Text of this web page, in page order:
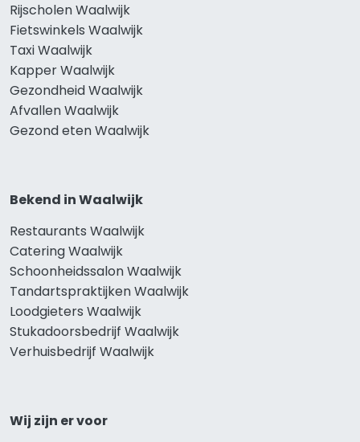
Rijscholen Waalwijk
Fietswinkels Waalwijk
Taxi Waalwijk
Kapper Waalwijk
Gezondheid Waalwijk
Afvallen Waalwijk
Gezond eten Waalwijk
Bekend in Waalwijk
Restaurants Waalwijk
Catering Waalwijk
Schoonheidssalon Waalwijk
Tandartspraktijken Waalwijk
Loodgieters Waalwijk
Stukadoorsbedrijf Waalwijk
Verhuisbedrijf Waalwijk
Wij zijn er voor